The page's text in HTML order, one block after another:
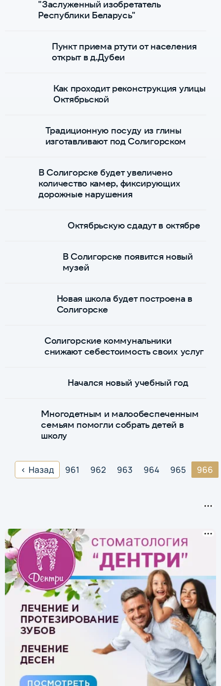
"Заслуженный изобретатель
Республики Беларусь"
Пункт приема ртути от населения
открыт в д.Дубеи
Как проходит реконструкция улицы
Октябрьской
Традиционную посуду из глины
изготавливают под Солигорском
В Солигорске будет увеличено
количество камер, фиксирующих
дорожные нарушения
Октябрьскую сдадут в октябре
В Солигорске появится новый
музей
Новая школа будет построена в
Солигорске
Солигорские коммунальники
снижают себестоимость своих услуг
Начался новый учебный год
Многодетным и малообеспеченным
семьям помогли собрать детей в
школу
Назад 961 962 963 964 965 966